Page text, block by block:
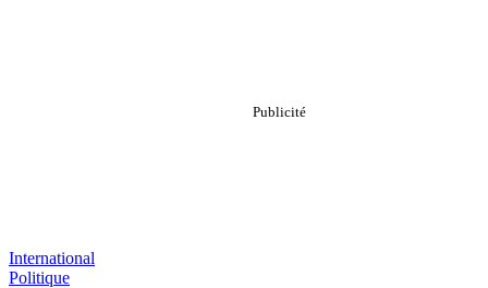
International
Politique